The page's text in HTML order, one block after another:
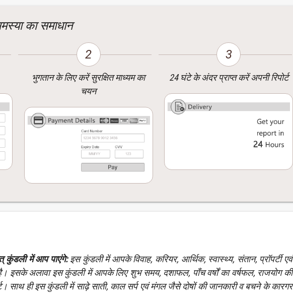
का समाधान
2
भुगतान के लिए करें सुरक्षित माध्यम का
चयन
3
24 घंटे के अंदर प्राप्त करें अपनी रिपोर्ट
कुंडली में आप पाएंगे:इस कुंडली में आपके विवाह, करियर, आर्थिक, स्वास्थ्य, संतान, प्रॉपर्टी एवं
है। इसके अलावा इस कुंडली में आपके लिए शुभ समय, दशाफल, पाँच वर्षों का वर्षफल, राजयोग की
साथ ही इस कुंडली में साढ़े साती, काल सर्प एवं मंगल जैसे दोषों की जानकारी व बचने के कारगर